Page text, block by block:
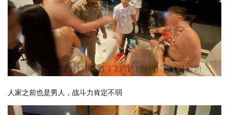
人家之前也是男人，战斗力肯定不弱